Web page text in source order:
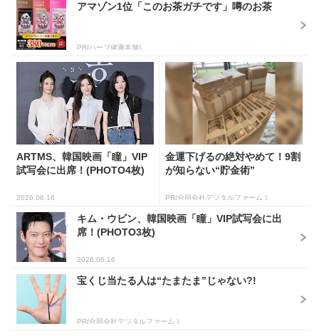
アマゾン1位「このお茶ガチです」噂のお茶
PR(ハーブ健康本舗)
ARTMS、韓国映画「瞳」VIP
試写会に出席！(PHOTO4枚)
2026.06.16
金運下げるの絶対やめて！9割
が知らない“貯金術”
PR(合同会社デジタルファーム )
キム・ウビン、韓国映画「瞳」VIP試写会に出
席！(PHOTO3枚)
2026.06.16
宝くじ当たる人は“たまたま”じゃない?!
PR(合同会社デジタルファーム )